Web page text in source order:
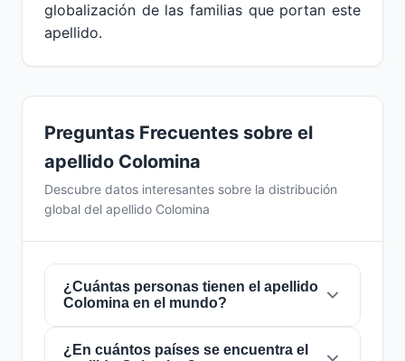
globalización de las familias que portan este
apellido.
Preguntas Frecuentes sobre el
apellido Colomina
Descubre datos interesantes sobre la distribución
global del apellido Colomina
¿Cuántas personas tienen el apellido
Colomina en el mundo?
Actualmente hay aproximadamente3.236
¿En cuántos países se encuentra el